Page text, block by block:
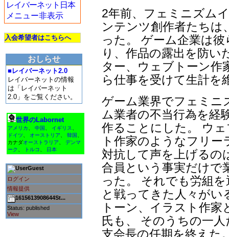
レイバーネット日本
メニュー非表示
入会希望者はこちらへ
おしらせ
■レイバーネット2.0
レイバーネットの情報
は「レイバーネット
2.0」をご覧ください。
世界のLabornet
アメリカ 中国 イギリス
ドイツ
オーストリア 韓国
カナダオーストラリア
デンマ
ーク
トルコ 日本
Guest
ログイン
情報提供
1615613908644St...
Status: published
View
2年前、フェミニズム
ンテンツ創作者たちは
った。 ゲーム企業は
り、作品の露出を防い
ター、ウェブトーン作
ら仕事を受けて生計を
ゲーム業界でフェミニ
ム業者の不当行為を経
作ることにした。 ウ
ト作家のようなフリ
対抗して声を上げるの
合員という事実だけで
った。 それでも労組
と戦ってきた人々がい
トーン、イラスト作
氏も、 そのうちの一
支会長の任期を終えた